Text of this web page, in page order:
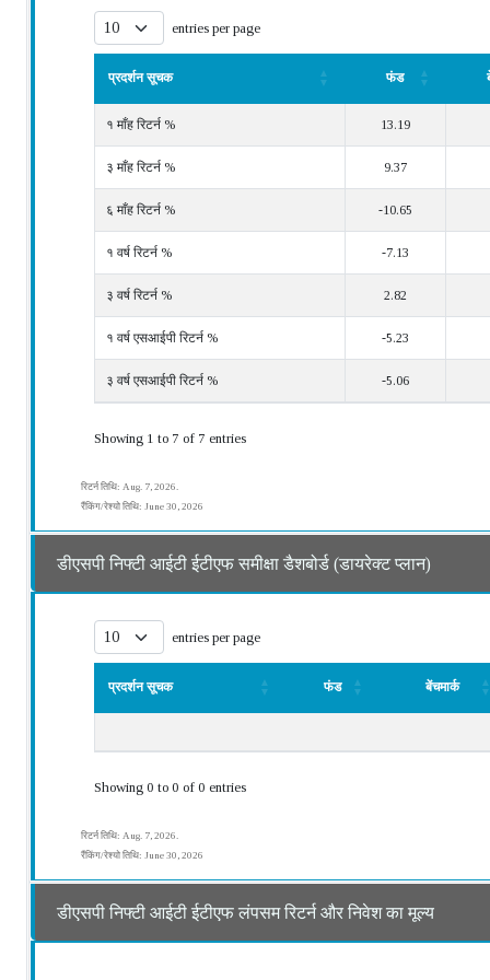
entries per page
प्रदर्शन सूचक फंड
१ माँह रिटर्न % 13.19
३ माँह रिटर्न % 9.37
६ माँह रिटर्न % -10.65
१ वर्ष रिटर्न % -7.13
३ वर्ष रिटर्न % 2.82
१ वर्ष एसआईपी रिटर्न % -5.23
३ वर्ष एसआईपी रिटर्न % -5.06
Showing 1 to 7 of 7 entries
रिटर्न तिथि: Aug. 7, 2026.
रैंकिंग/रेश्यो तिथि: June 30, 2026
डीएसपी निफ्टी आईटी ईटीएफ समीक्षा डैशबोर्ड (डायरेक्ट प्लान)
entries per page
प्रदर्शन सूचक फंड बेंचमार्क
Showing 0 to 0 of 0 entries
रिटर्न तिथि: Aug. 7, 2026.
रैंकिंग/रेश्यो तिथि: June 30, 2026
डीएसपी निफ्टी आईटी ईटीएफ लंपसम रिटर्न और निवेश का मूल्य